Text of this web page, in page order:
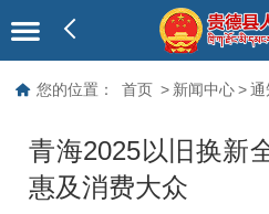
您的位置： 首页 > 新闻中心 > 通
青海2025以旧换新
惠及消费大众